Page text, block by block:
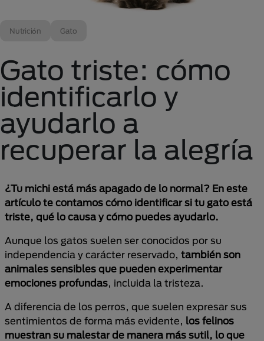
Nutrición Gato
Gato triste: cómo
identificarlo y
ayudarlo a
recuperar la alegría
¿Tu michi está más apagado de lo normal? En este
artículo te contamos cómo identificar si tu gato está
triste, qué lo causa y cómo puedes ayudarlo.
Aunque los gatos suelen ser conocidos por su
independencia y carácter reservado, también son
animales sensibles que pueden experimentar
emociones profundas, incluida la tristeza.
A diferencia de los perros, que suelen expresar sus
sentimientos de forma más evidente, los felinos
muestran su malestar de manera más sutil, lo que